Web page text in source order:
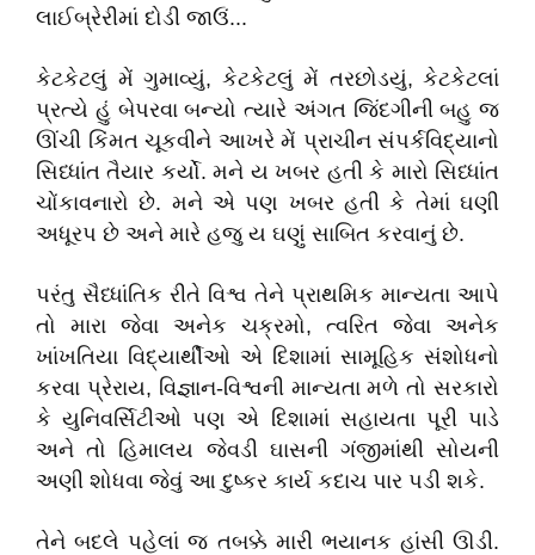
લાઈબ્રેરીમાં દોડી જાઉં...
કેટકેટલું મેં ગુમાવ્યું, કેટકેટલું મેં તરછોડયું, કેટકેટલાં
પ્રત્યે હું બેપરવા બન્યો ત્યારે અંગત જિંદગીની બહુ જ
ઊંચી કિંમત ચૂકવીને આખરે મેં પ્રાચીન સંપર્કવિદ્યાનો
સિધ્ધાંત તૈયાર કર્યો.મને ય ખબર હતી કે મારો સિધ્ધાંત
ચોંકાવનારો છે. મને એ પણ ખબર હતી કે તેમાં ઘણી
અધૂરપ છે અને મારે હજુ ય ઘણું સાબિત કરવાનું છે.
પરંતુ સૈધ્ધાંતિક રીતે વિશ્વ તેને પ્રાથમિક માન્યતા આપે
તો
મારા જેવા અનેક ચક્રમો, ત્વરિત જેવા અનેક
ખાંખતિયા વિદ્યાર્થીઓ એ દિશામાં સામૂહિક સંશોધનો
કરવા પ્રેરાય, વિજ્ઞાન-વિશ્વની માન્યતા મળે તો સરકારો
કે યુનિવર્સિટીઓ પણ એ દિશામાં સહાયતા પૂરી પાડે
અને તો હિમાલય જેવડી ઘાસની ગંજીમાંથી સોયની
અણી શોધવા જેવું આ દુષ્કર કાર્ય કદાચ પાર પડી શકે.
તેને બદલે પહેલાં જ તબક્કે મારી ભયાનક હાંસી ઊડી.